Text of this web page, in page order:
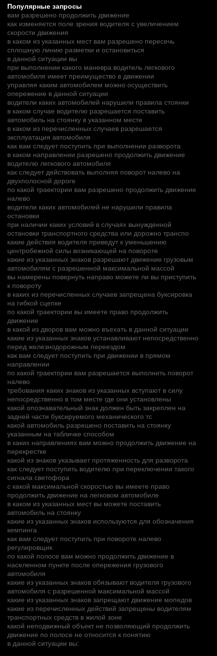
Популярные запросы
вам разрешено продолжить движение
как изменяется поле зрения водителя с увеличением
скорости движения
в каком из указанных мест вам разрешено пересечь
сплошную линию разметки и остановиться
в данной ситуации вы
при выполнении какого маневра водитель легкового
автомобиля имеет преимущество в движении
управляя каким автомобилем можно осуществить
опережение в данной ситуации
водители каких автомобилей нарушили правила стоянки
в каком случае водителю разрешается поставить
автомобиль на стоянку в указанном месте
в каком из перечисленных случаев разрешается
эксплуатация автомобиля
как вам следует поступить при выполнении разворота
в каком направлении разрешено продолжить движение
водителю легкового автомобиля
как следует действовать выполняя поворот налево на
двухполосной дороге
по какой траектории вам разрешено продолжить движение
налево
водители каких автомобилей не нарушили правила
остановки
при наличии каких условий в случаях вынужденной
остановки транспортного средства или дорожно транспо
какие действия водителя приведут к уменьшению
центробежной силы возникающей на повороте
какие из указанных знаков разрешают движение грузовым
автомобилям с разрешенной максимальной массой
вы намерены повернуть направо можете ли вы приступить
к повороту
в каких из перечисленных случаев запрещена буксировка
на гибкой сцепке
по какой траектории вы имеете право продолжить
движение
в какой из дворов вам можно въехать в данной ситуации
какие из указанных знаков устанавливают непосредственно
перед железнодорожным переездом
как вам следует поступить при движении в прямом
направлении
по какой траектории вам разрешается выполнить поворот
налево
требования каких знаков из указанных вступают в силу
непосредственно в том месте где они установлены
какой опознавательный знак должен быть закреплен на
задней части буксируемого механического тс
какой автомобиль разрешено поставить на стоянку
указанным на табличке способом
в каких направлениях вам можно продолжить движение на
перекрестке
какой из знаков указывает протяженность для разворота
как следует поступить водителю при переключении такого
сигнала светофора
с какой максимальной скоростью вы имеете право
продолжить движение на легковом автомобиле
в каком из указанных мест вы можете поставить
автомобиль на стоянку
какие из указанных знаков используются для обозначения
кемпинга
как вам следует поступить при повороте налево
регулировщик
по какой полосе вам можно продолжить движение в
населенном пункте после опережения грузового
автомобиля
какие из указанных знаков обязывают водителя грузового
автомобиля с разрешенной максимальной массой
какие из указанных знаков запрещают движение мопедов
какие из перечисленных действий запрещены водителям
транспортных средств в жилой зоне
какой неподвижный объект не позволяющий продолжить
движение по полосе не относится к понятию
в данной ситуации вы: